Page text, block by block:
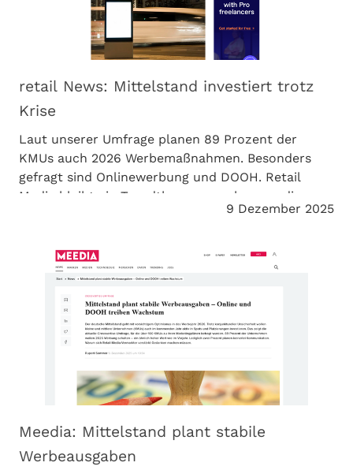
retail News: Mittelstand investiert trotz
Krise
Laut unserer Umfrage planen 89 Prozent der
KMUs auch 2026 Werbemaßnahmen. Besonders
gefragt sind Onlinewerbung und DOOH. Retail
Media bleibt ein Trendthema – auch wenn die
Nutzung noch gering ist. retail News berichtet.
9 Dezember 2025
Meedia: Mittelstand plant stabile
Werbeausgaben